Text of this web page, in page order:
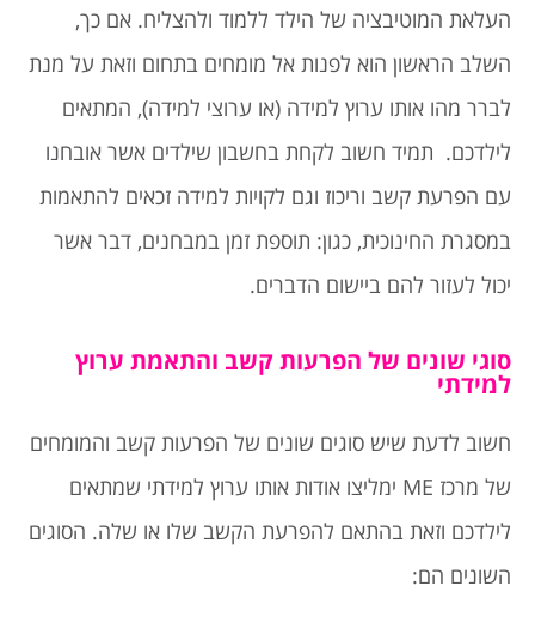
העלאת המוטיבציה של הילד ללמוד ולהצליח. אם כך,
השלב הראשון הוא לפנות אל מומחים בתחום וזאת על מנת
לברר מהו אותו ערוץ למידה (או ערוצי למידה), המתאים
לילדכם. תמיד חשוב לקחת בחשבון שילדים אשר אובחנו
עם הפרעת קשב וריכוז וגם לקויות למידה זכאים להתאמות
במסגרת החינוכית, כגון: תוספת זמן במבחנים, דבר אשר
יכול לעזור להם ביישום הדברים.
סוגי שונים של הפרעות קשב והתאמת ערוץ
למידתי
חשוב לדעת שיש סוגים שונים של הפרעות קשב והמומחים
של מרכז ME ימליצו אודות אותו ערוץ למידתי שמתאים
לילדכם וזאת בהתאם להפרעת הקשב שלו או שלה. הסוגים
השונים הם: